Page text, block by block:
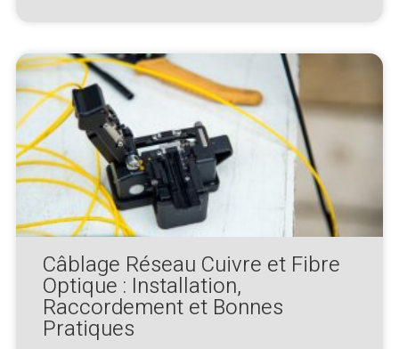
Câblage Réseau Cuivre et Fibre
Optique : Installation,
Raccordement et Bonnes
Pratiques